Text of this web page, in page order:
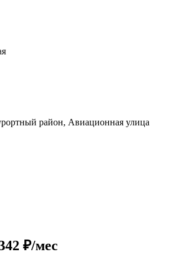
район, Авиационная улица
₽/мес